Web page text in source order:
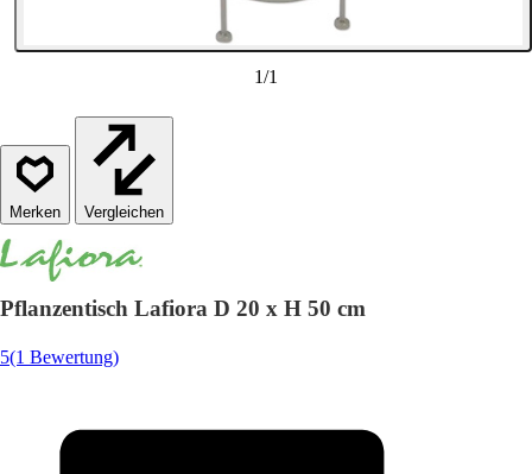
1/1
Vergleichen
Pflanzentisch Lafiora D 20 x H 50 cm
5(1 Bewertung)